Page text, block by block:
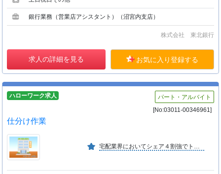
銀行業務（営業店アシスタント）（沼宮内支店）
株式会社 東北銀行
求人の詳細を見る お気に入り登録する
ハローワーク求人
パート・アルバイト
[No:03011-00346961]
仕分け作業